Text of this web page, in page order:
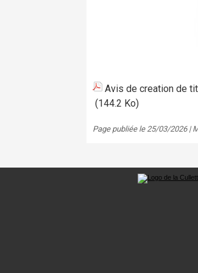
Avis de creation de
(144.2 Ko)
Page publiée le 25/03/2026 |